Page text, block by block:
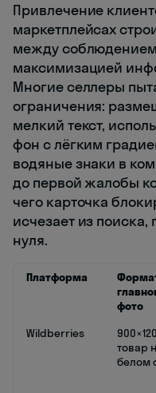
Привлечение
маркетплейсах
между
максимизацией
Многие селлеры
ограничения:
мелкий текст,
фон с лёгким
водяные знаки в
до первой жалобы
чего карточка
исчезает из
нуля.
Платформа
фото
Wildberries
товар
белом